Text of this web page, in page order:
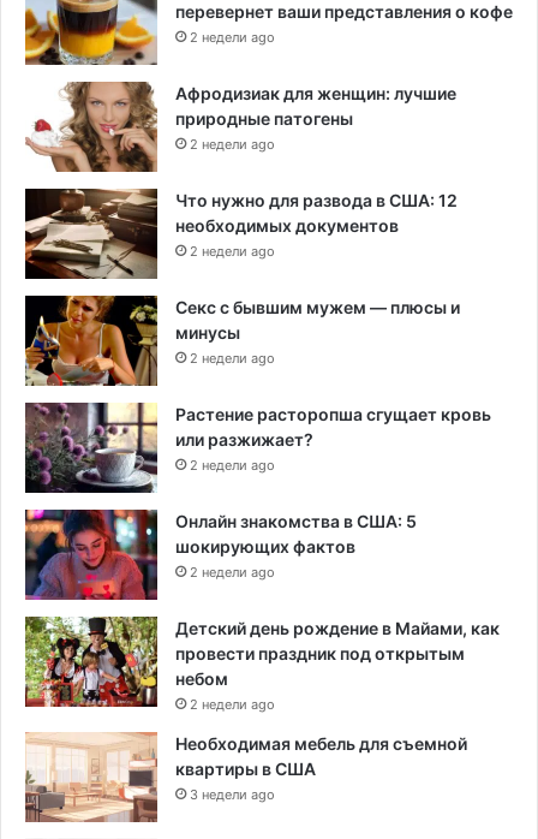
перевернет ваши представления о кофе
2 недели ago
Афродизиак для женщин: лучшие
природные патогены
2 недели ago
Что нужно для развода в США: 12
необходимых документов
2 недели ago
Секс с бывшим мужем — плюсы и
минусы
2 недели ago
Растение расторопша сгущает кровь
или разжижает?
2 недели ago
Онлайн знакомства в США: 5
шокирующих фактов
2 недели ago
Детский день рождение в Майами, как
провести праздник под открытым
небом
2 недели ago
Необходимая мебель для съемной
квартиры в США
3 недели ago